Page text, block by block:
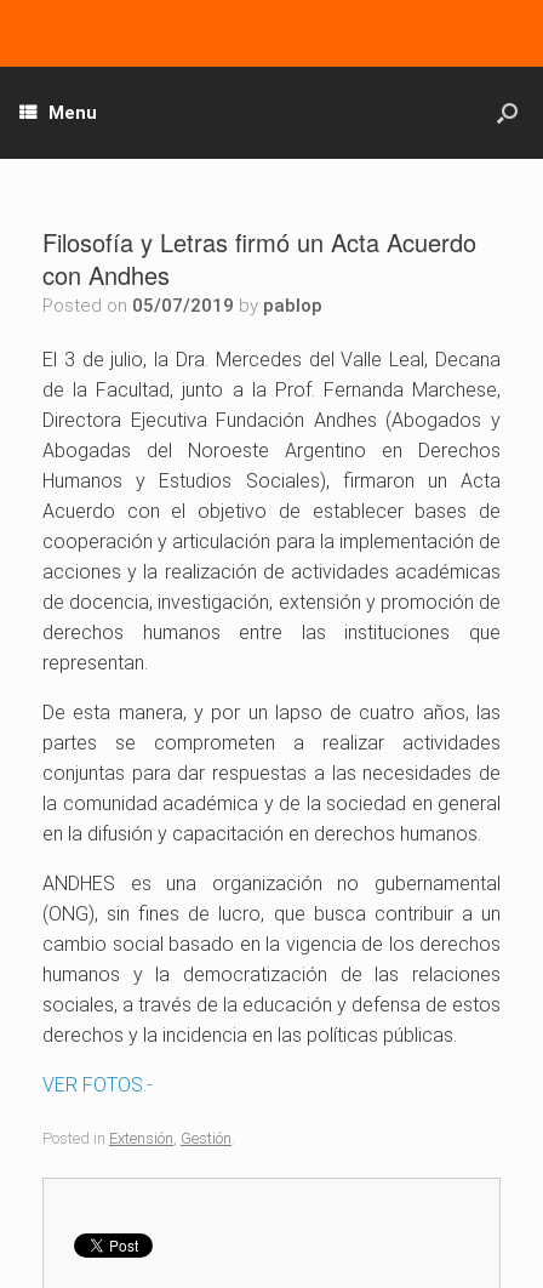
Menu
Filosofía y Letras firmó un Acta Acuerdo
con Andhes
Posted on 05/07/2019 by pablop
El 3 de julio, la Dra. Mercedes del Valle Leal, Decana
de la Facultad, junto a la Prof. Fernanda Marchese,
Directora Ejecutiva Fundación Andhes (Abogados y
Abogadas del Noroeste Argentino en Derechos
Humanos y Estudios Sociales), firmaron un Acta
Acuerdo con el objetivo de establecer bases de
cooperación y articulación para la implementación de
acciones y la realización de actividades académicas
de docencia, investigación, extensión y promoción de
derechos humanos entre las instituciones que
representan.
De esta manera, y por un lapso de cuatro años, las
partes se comprometen a realizar actividades
conjuntas para dar respuestas a las necesidades de
la comunidad académica y de la sociedad en general
en la difusión y capacitación en derechos humanos.
ANDHES es una organización no gubernamental
(ONG), sin fines de lucro, que busca contribuir a un
cambio social basado en la vigencia de los derechos
humanos y la democratización de las relaciones
sociales, a través de la educación y defensa de estos
derechos y la incidencia en las políticas públicas.
VER FOTOS.-
Posted in Extensión Gestión